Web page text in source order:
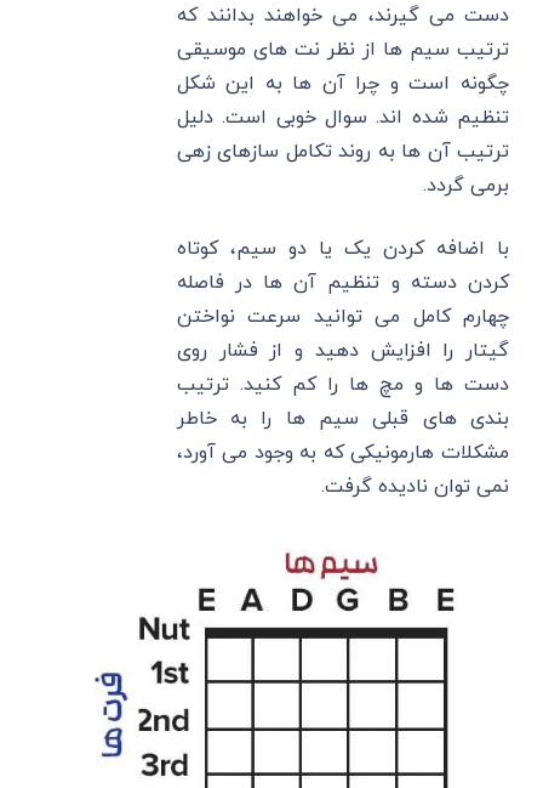
دست می گیرند، می خواهند بدانند که
ترتیب سیم ها از نظر نت های موسیقی
چگونه است و چرا آن ها به این شکل
تنظیم شده اند. سوال خوبی است. دلیل
ترتیب آن ها به روند تکامل سازهای زهی
برمی گردد.
با اضافه کردن یک یا دو سیم، کوتاه
کردن دسته و تنظیم آن ها در فاصله
چهارم کامل می توانید سرعت نواختن
گیتار را افزایش دهید و از فشار روی
دست ها و مچ ها را کم کنید. ترتیب
بندی های قبلی سیم ها را به خاطر
مشکلات هارمونیکی که به وجود می آورد،
نمی توان نادیده گرفت.